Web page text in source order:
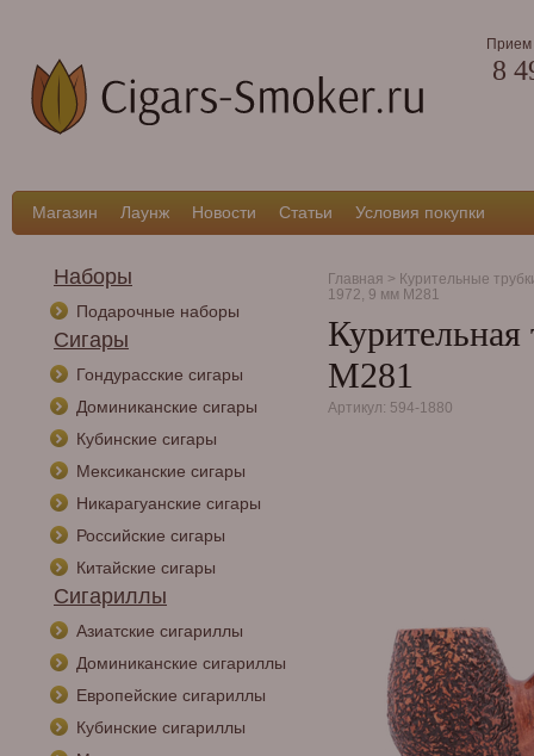
Прием
8
Магазин Лаунж Новости Статьи Условия покупки
Наборы
Подарочные наборы
Сигары
Гондурасские сигары
Доминиканские сигары
Кубинские сигары
Мексиканские сигары
Никарагуанские сигары
Российские сигары
Китайские сигары
Сигариллы
Азиатские сигариллы
Доминиканские сигариллы
Европейские сигариллы
Кубинские сигариллы
Главная > Курительные
1972, 9 мм M281
M281
Артикул: 594-1880